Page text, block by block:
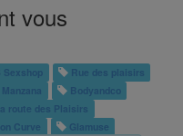
vous
Sexshop
Rue des plaisirs
Bodyandco
route des Plaisirs
Curve Glamuse